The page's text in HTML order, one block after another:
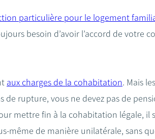
particulière pour le logement
besoin d’avoir l’accord de votre
aux charges de la cohabitation. Mais
de rupture, vous ne devez pas de
mettre fin à la cohabitation légale, il
même de manière unilatérale, sans